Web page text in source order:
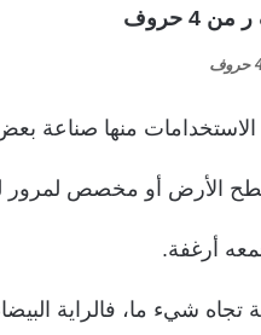
منها صناعة بعض
الأرض أو مخصص لمرور
أرغفة.
تجاه شيء ما، فالراية